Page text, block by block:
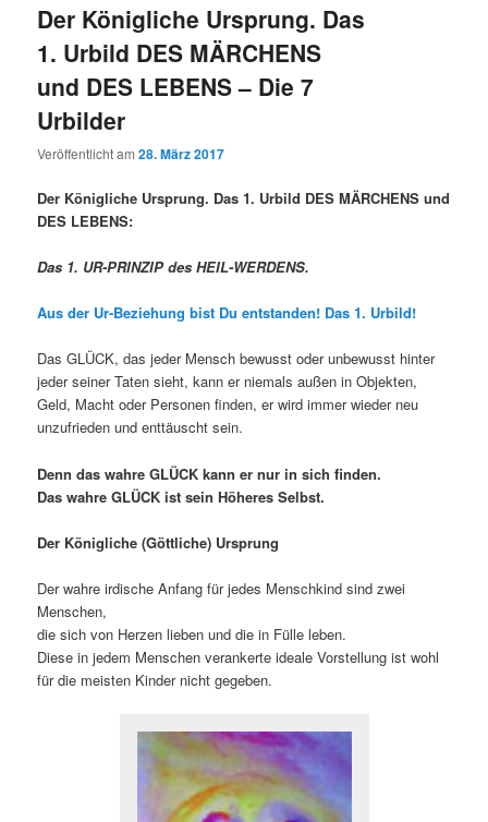
Der Königliche Ursprung. Das
1. Urbild DES MÄRCHENS
und DES LEBENS – Die 7
Urbilder
Veröffentlicht am28. März 2017
Der Königliche Ursprung. Das 1. Urbild DES MÄRCHENS und
DES LEBENS:
Das 1. UR-PRINZIP des HEIL-WERDENS.
Aus der Ur-Beziehung bist Du entstanden! Das 1. Urbild!
Das GLÜCK, das jeder Mensch bewusst oder unbewusst hinter
jeder seiner Taten sieht, kann er niemals außen in Objekten,
Geld, Macht oder Personen finden, er wird immer wieder neu
unzufrieden und enttäuscht sein.
Denn das wahre GLÜCK kann er nur in sich finden.
Das wahre GLÜCK ist sein Höheres Selbst.
Der Königliche (Göttliche) Ursprung
Der wahre irdische Anfang für jedes Menschkind sind zwei
Menschen,
die sich von Herzen lieben und die in Fülle leben.
Diese in jedem Menschen verankerte ideale Vorstellung ist wohl
für die meisten Kinder nicht gegeben.